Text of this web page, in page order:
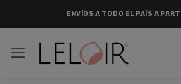
ENVÍOS A TODO EL PAÍS A